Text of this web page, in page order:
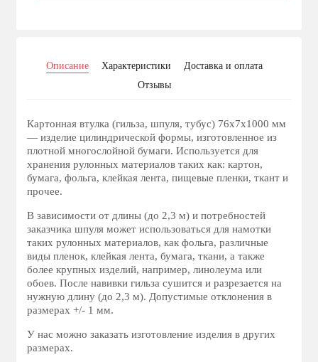
Описание Характеристики
Доставка и оплата
Отзывы
Картонная втулка (гильза, шпуля, тубус) 76х7х1000 мм
— изделие цилиндрической формы, изготовленное из
плотной многослойной бумаги. Используется для
хранения рулонных материалов таких как: картон,
бумага, фольга, клейкая лента, пищевые пленки, ткант и
прочее.
В зависимости от длины (до 2,3 м) и потребностей
заказчика шпуля может использоваться для намотки
таких рулонных материалов, как фольга, различные
виды пленок, клейкая лента, бумага, ткани, а также
более крупных изделий, например, линолеума или
обоев. После навивки гильза сушится и разрезается на
нужную длину (до 2,3 м). Допустимые отклонения в
размерах +/- 1 мм.
У нас можно заказать изготовление изделия в других
размерах.